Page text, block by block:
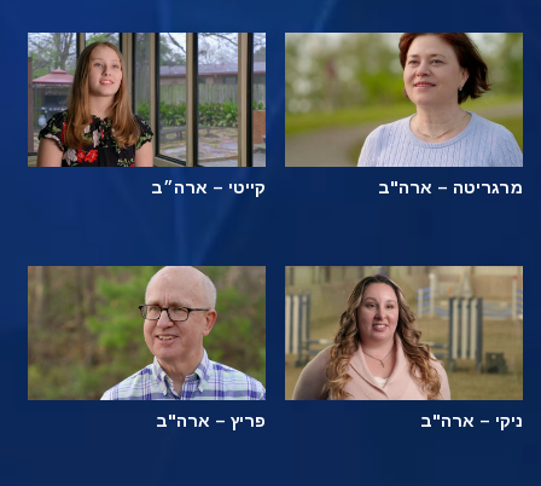
מרגריטה – ארה"ב קייטי – ארה״ב
ניקי – ארה"ב פריץ – ארה"ב